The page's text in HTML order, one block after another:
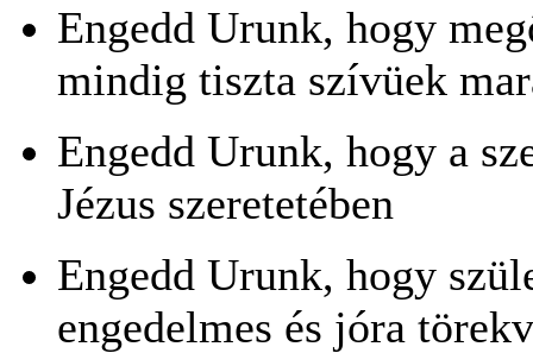
Engedd Urunk, hogy meg
mindig tiszta szívüek
Engedd Urunk, hogy a
Jézus szeretetében
Engedd Urunk, hogy
engedelmes és jóra törekv